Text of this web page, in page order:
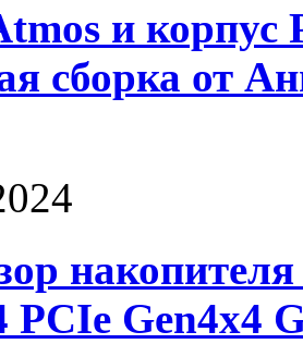
и корпус
сборка от
PCIe Gen4х4